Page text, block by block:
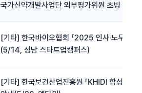
국가신약개발사업단 외부평가위원 초빙 (상시
[기타] 한국바이오협회 「2025 인사·노무 교육
(5/14, 성남 스타트업캠퍼스)
[기타] 한국보건산업진흥원 「KHIDI 합성신약